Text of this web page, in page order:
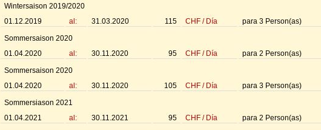
Wintersaison 2019/2020
01.12.2019
al: 31.03.2020 115 CHF / Día para 3 Person(as)
Sommersaison 2020
01.04.2020
al: 30.11.2020 95 CHF / Día para 2 Person(as)
Sommersaison 2020
01.04.2020
al: 30.11.2020 105 CHF / Día para 3 Person(as)
Sommersiason 2021
01.04.2021
al: 30.11.2021 95 CHF / Día para 2 Person(as)